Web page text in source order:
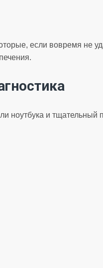
если вовремя не
ноутбука и